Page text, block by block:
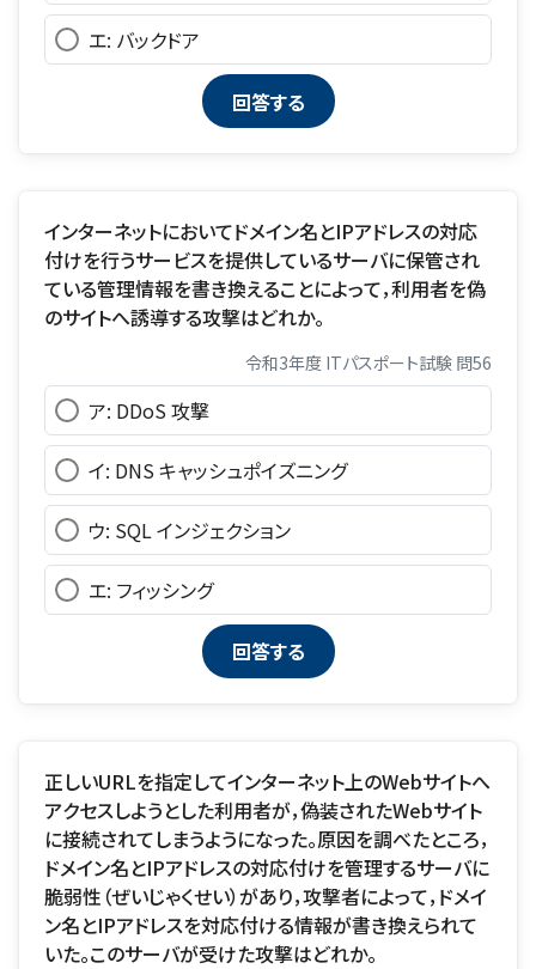
エ: バックドア
インターネットにおいてドメイン名とIPアドレスの対応
付けを行うサービスを提供しているサーバに保管され
ている管理情報を書き換えることによって，利用者を偽
のサイトへ誘導する攻撃はどれか。
令和3年度 ITパスポート試験 問56
ア: DDoS 攻撃
イ: DNS キャッシュポイズニング
ウ: SQL インジェクション
エ: フィッシング
正しいURLを指定してインターネット上のWebサイトへ
アクセスしようとした利用者が，偽装されたWebサイト
に接続されてしまうようになった。原因を調べたところ，
ドメイン名とIPアドレスの対応付けを管理するサーバに
脆弱性（ぜいじゃくせい）があり，攻撃者によって，ドメイ
ン名とIPアドレスを対応付ける情報が書き換えられて
いた。このサーバが受けた攻撃はどれか。